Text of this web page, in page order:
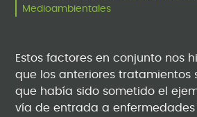
Medioambientales
Estos factores en conjunto nos
que los anteriores tratamientos
que había sido sometido el
vía de entrada a